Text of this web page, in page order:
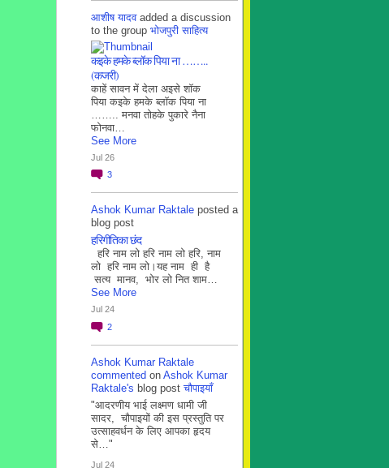
आशीष यादवadded a discussion
to the group भोजपुरी साहित्य
कइके हमके ब्लाॅक पिया ना ……..
(कजरी)
काहें सावन में देला अइसे शॉक
पिया कइके हमके ब्लाॅक पिया ना
…….. मनवा तोहके पुकारे नैना
फोनवा…
See More
Jul 26
3
Ashok Kumar Raktale posted a
blog post
हरिगीतिका छंद
हरि नाम लो हरि नाम लो हरि, नाम
लो हरि नाम लो।यह नाम ही है
सत्य मानव, भोर लो नित शाम…
See More
Jul 24
2
Ashok Kumar Raktale
commented on Ashok Kumar
Raktale's blog postचौपाइयाँ
"आदरणीय भाई लक्ष्मण धामी जी
सादर, चौपाइयों की इस प्रस्तुति पर
उत्साहवर्धन के लिए आपका हृदय
से…"
Jul 24